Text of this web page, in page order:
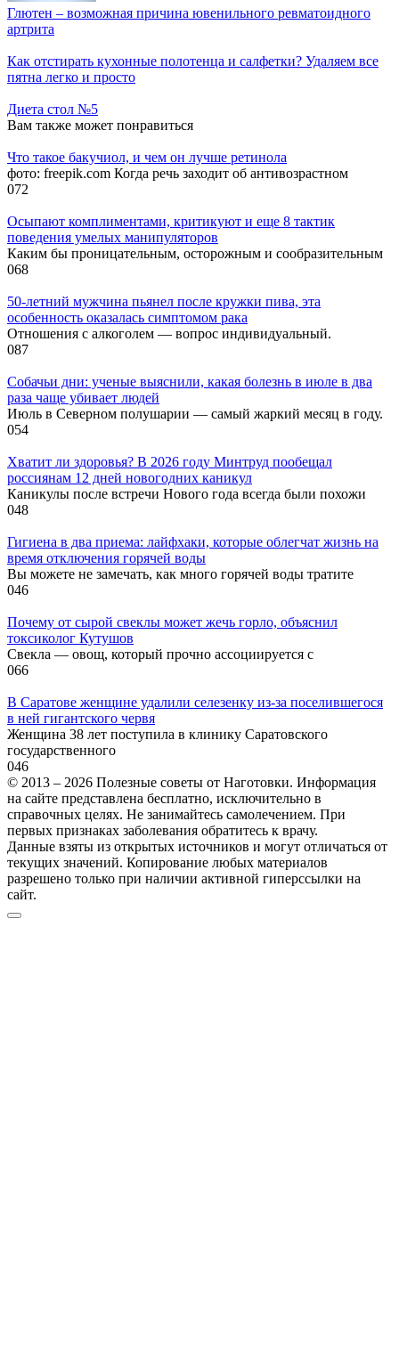
Глютен – возможная причина ювенильного ревматоидного
артрита
Как отстирать кухонные полотенца и салфетки? Удаляем все
пятна легко и просто
Диета стол №5
Вам также может понравиться
Что такое бакучиол, и чем он лучше ретинола
фото: freepik.com Когда речь заходит об антивозрастном
072
Осыпают комплиментами, критикуют и еще 8 тактик
поведения умелых манипуляторов
Каким бы проницательным, осторожным и сообразительным
068
50-летний мужчина пьянел после кружки пива, эта
особенность оказалась симптомом рака
Отношения с алкоголем — вопрос индивидуальный.
087
Собачьи дни: ученые выяснили, какая болезнь в июле в два
раза чаще убивает людей
Июль в Северном полушарии — самый жаркий месяц в году.
054
Хватит ли здоровья? В 2026 году Минтруд пообещал
россиянам 12 дней новогодних каникул
Каникулы после встречи Нового года всегда были похожи
048
Гигиена в два приема: лайфхаки, которые облегчат жизнь на
время отключения горячей воды
Вы можете не замечать, как много горячей воды тратите
046
Почему от сырой свеклы может жечь горло, объяснил
токсиколог Кутушов
Свекла — овощ, который прочно ассоциируется с
066
В Саратове женщине удалили селезенку из-за поселившегося
в ней гигантского червя
Женщина 38 лет поступила в клинику Саратовского
государственного
046
© 2013 – 2026 Полезные советы от Наготовки. Информация
на сайте представлена бесплатно, исключительно в
справочных целях. Не занимайтесь самолечением. При
первых признаках заболевания обратитесь к врачу.
Данные взяты из открытых источников и могут отличаться от
текущих значений. Копирование любых материалов
разрешено только при наличии активной гиперссылки на
сайт.